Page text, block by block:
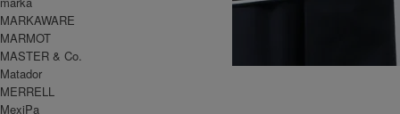
Qualitee Turtle
15,950円(税込)
MARKAWARE
MARMOT
MASTER & Co.
Matador
MERRELL
MexiPa